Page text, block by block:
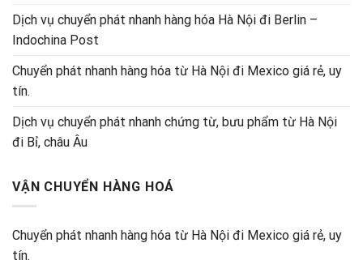
Dịch vụ chuyển phát nhanh hàng hóa Hà Nội đi Berlin –
Indochina Post
Chuyển phát nhanh hàng hóa từ Hà Nội đi Mexico giá rẻ, uy
tín.
Dịch vụ chuyển phát nhanh chứng từ, bưu phẩm từ Hà Nội
đi Bỉ, châu Âu
VẬN CHUYỂN HÀNG HOÁ
Chuyển phát nhanh hàng hóa từ Hà Nội đi Mexico giá rẻ, uy
tín.